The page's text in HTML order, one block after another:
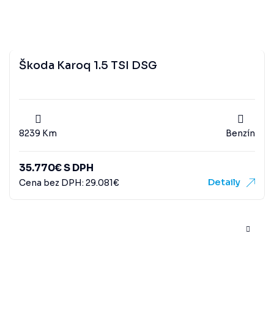
Škoda Karoq 1.5 TSI DSG
8239 Km Benzín
35.770€S DPH
Cena bez DPH: 29.081€ Detaily